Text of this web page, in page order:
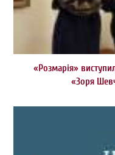
«Розмарія»
«Зоря